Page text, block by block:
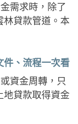
需求時，除了
林貸款管道。本
件、流程一次看
資金周轉，只
地貸款取得資金